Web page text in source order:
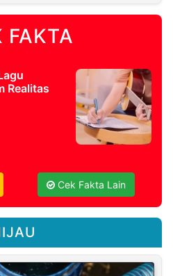
FAKTA
Realitas
Cek Fakta Lain